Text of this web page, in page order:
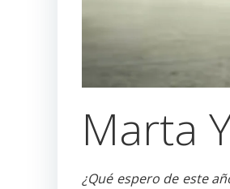
Marta
¿Qué espero de este